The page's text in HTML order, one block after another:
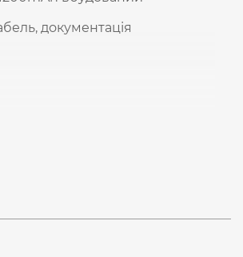
документація